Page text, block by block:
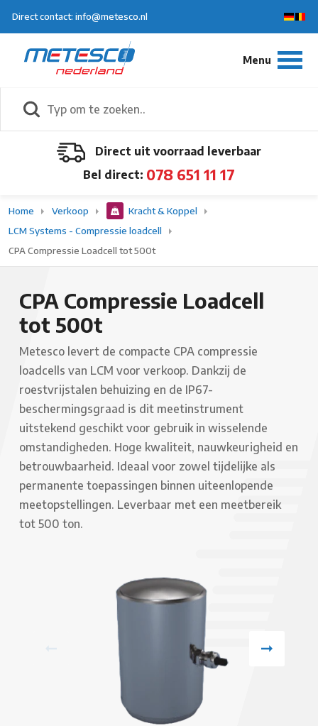
Direct contact: info@metesco.nl
Direct uit voorraad leverbaar
Bel direct: 078 651 11 17
Home Verkoop
Kracht & Koppel
LCM Systems - Compressie loadcell
CPA Compressie Loadcell tot 500t
CPA Compressie Loadcell
tot 500t
Metesco levert de compacte CPA compressie
loadcells van LCM voor verkoop. Dankzij de
roestvrijstalen behuizing en de IP67-
beschermingsgraad is dit meetinstrument
uitstekend geschikt voor gebruik in wisselende
omstandigheden. Hoge kwaliteit, nauwkeurigheid en
betrouwbaarheid. Ideaal voor zowel tijdelijke als
permanente toepassingen binnen uiteenlopende
meetopstellingen. Leverbaar met een meetbereik
tot 500 ton.